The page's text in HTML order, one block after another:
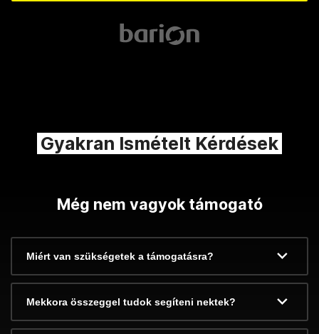
Gyakran Ismételt Kérdések
Még nem vagyok támogató
Miért van szükségetek a támogatásra?
Mekkora összeggel tudok segíteni nektek?